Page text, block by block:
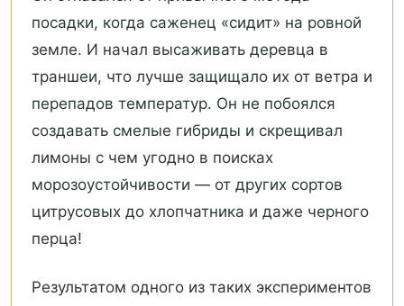
посадки, когда саженец «сидит» на ровной
земле. И начал высаживать деревца в
траншеи, что лучше защищало их от ветра и
перепадов температур. Он не побоялся
создавать смелые гибриды и скрещивал
лимоны с чем угодно в поисках
морозоустойчивости — от других сортов
цитрусовых до хлопчатника и даже черного
перца!
Результатом одного из таких экспериментов